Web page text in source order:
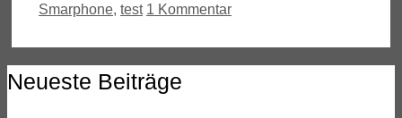
Smarphone, test 1 Kommentar
Neueste Beiträge